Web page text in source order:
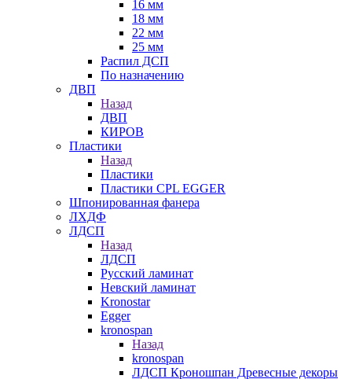
16 мм
18 мм
22 мм
25 мм
Распил ДСП
По назначению
ДВП
Назад
ДВП
КИРОВ
Пластики
Назад
Пластики
Пластики CPL EGGER
Шпонированная фанера
ЛХДФ
ЛДСП
Назад
ЛДСП
Русский ламинат
Невский ламинат
Kronostar
Egger
kronospan
Назад
kronospan
ЛДСП Кроношпан Древесные декоры